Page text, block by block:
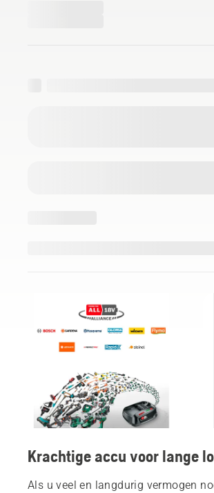
Krachtige accu voor lange
Als u veel en langdurig vermogen